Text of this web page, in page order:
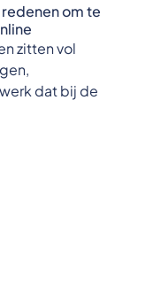
om te
zitten vol
dat bij de